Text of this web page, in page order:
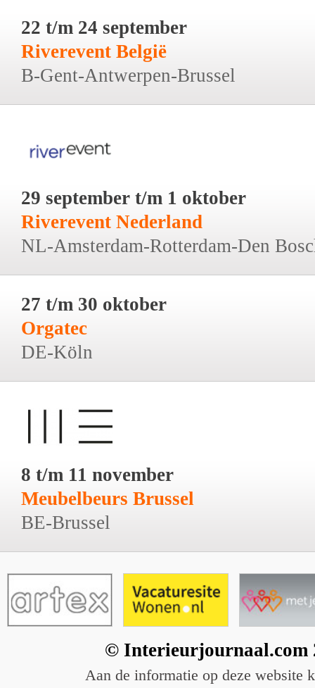
22 t/m 24 september
Riverevent België
B-Gent-Antwerpen-Brussel
29 september t/m 1 oktober
Riverevent Nederland
NL-Amsterdam-Rotterdam-Den
27 t/m 30 oktober
Orgatec
DE-Köln
8 t/m 11 november
Meubelbeurs Brussel
BE-Brussel
© Interieurjournaal.com
Aan de informatie op deze website